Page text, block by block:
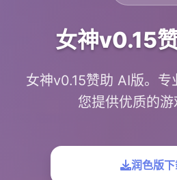
女神v0.15
女神v0.15赞助 AI版。专
您提供优质的游
润色版